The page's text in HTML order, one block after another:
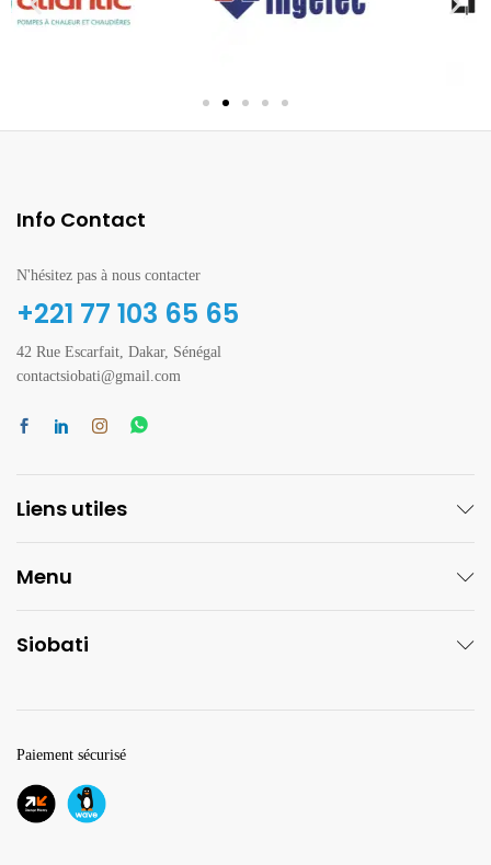
Info Contact
N'hésitez pas à nous contacter
+221 77 103 65 65
42 Rue Escarfait, Dakar, Sénégal
contactsiobati@gmail.com
Liens utiles
Menu
Siobati
Paiement sécurisé